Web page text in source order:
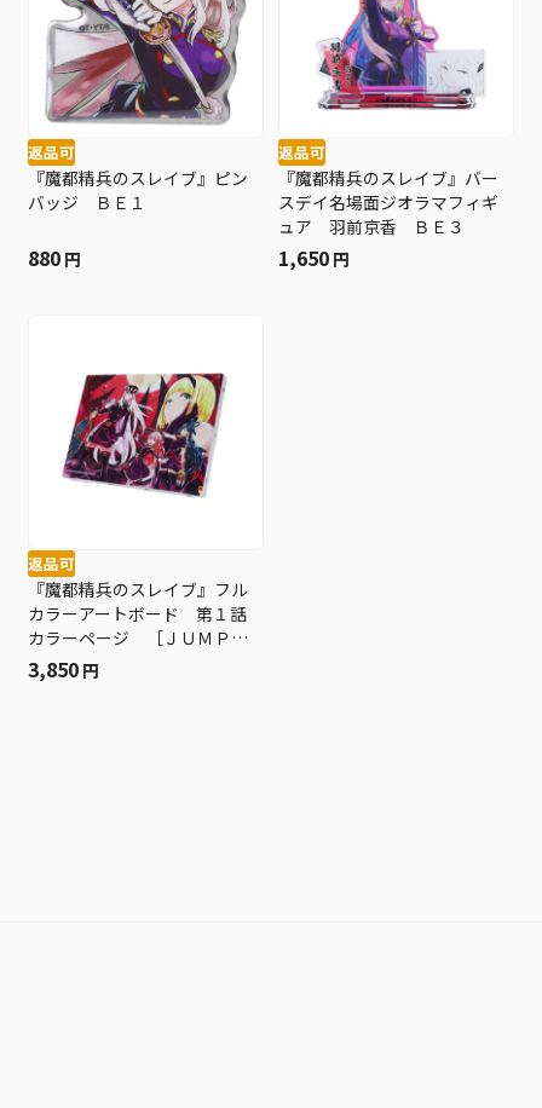
返品可
『魔都精兵のスレイブ』ピン
バッジ ＢＥ１
880 円
返品可
『魔都精兵のスレイブ』バー
スデイ名場面ジオラマフィギ
ュア 羽前京香 ＢＥ３
1,650 円
返品可
『魔都精兵のスレイブ』フル
カラーアートボード 第１話
カラーページ ［ＪＵＭＰ
ＡＲＴ ＢＯＡＲＤ ＧＡＬ
ＬＥＲＹ］ ＢＥ４
3,850 円